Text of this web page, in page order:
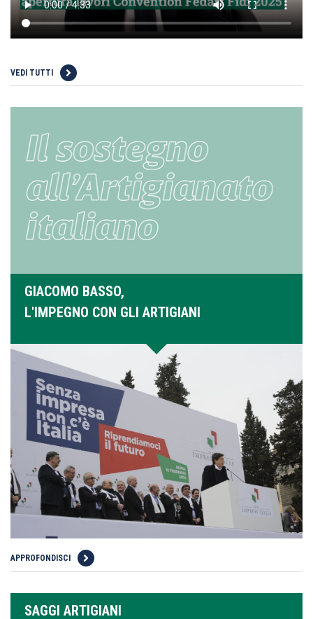
VEDI TUTTI
GIACOMO BASSO,
L'IMPEGNO CON GLI ARTIGIANI
APPROFONDISCI
SAGGI ARTIGIANI